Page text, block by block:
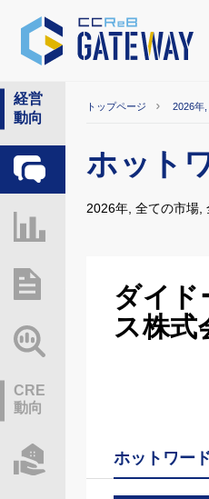
経営
動向
ホットワード分析
総研レポート・分析
業界動向情報
CRE
動向
物件情報サーチ
トップページ 2026年
ホット
2026年, 全ての市場,
ダイド
ス株式
ホットワー